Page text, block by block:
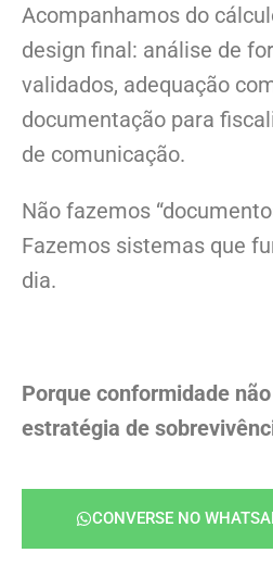
Acompanhamos do
design final: análise de
validados, adequação
documentação para
de comunicação.
Não fazemos
Fazemos sistemas que
dia.
Porque conformidade
estratégia de
CONVERSE NO